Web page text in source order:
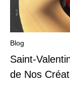
Blog
Saint-
de Nos